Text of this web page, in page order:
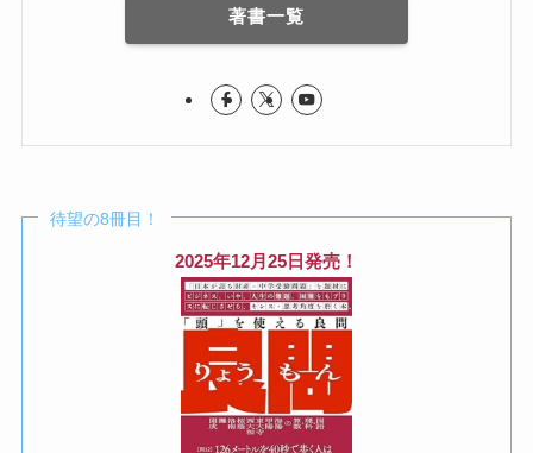
著書一覧
待望の8冊目！
2025年12月25日発売！